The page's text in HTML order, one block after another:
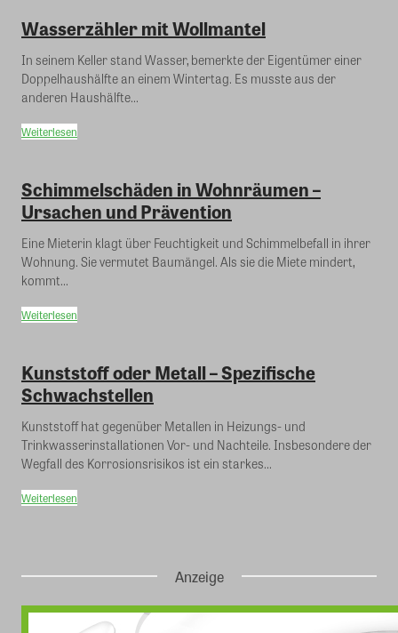
Wasserzähler mit Wollmantel
In seinem Keller stand Wasser, bemerkte der Eigentümer einer
Doppelhaushälfte an einem Wintertag. Es musste aus der
anderen Haushälfte...
Weiterlesen
Schimmelschäden in Wohnräumen –
Ursachen und Prävention
Eine Mieterin klagt über Feuchtigkeit und Schimmelbefall in ihrer
Wohnung. Sie vermutet Baumängel. Als sie die Miete mindert,
kommt...
Weiterlesen
Kunststoff oder Metall – Spezifische
Schwachstellen
Kunststoff hat gegenüber Metallen in Heizungs- und
Trinkwasserinstallationen Vor- und Nachteile. Insbesondere der
Wegfall des Korrosionsrisikos ist ein starkes...
Weiterlesen
Anzeige